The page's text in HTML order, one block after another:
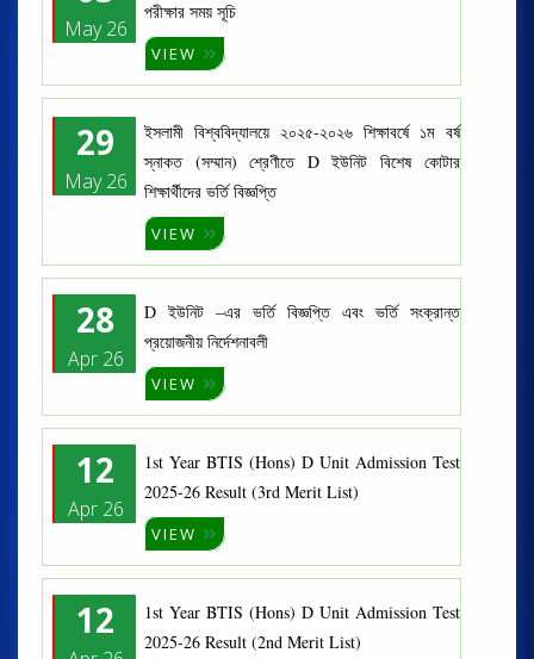
May 26
পরীক্ষার সময় সূচি
VIEW
29
May 26
ইসলামী বিশ্ববিদ্যালয়ে ২০২৫-২০২৬ শিক্ষাবর্ষে ১ম বর্ষ
স্নাকত (সম্মান) শ্রেণীতে D ইউনিট বিশেষ কোটার
শিক্ষার্থীদের ভর্তি বিজ্ঞপ্তি
VIEW
28
Apr 26
D ইউনিট –এর ভর্তি বিজ্ঞপ্তি এবং ভর্তি সংক্রান্ত
প্রয়োজনীয় নির্দেশনাবলী
VIEW
12
Apr 26
1st Year BTIS (Hons) D Unit Admission Test
2025-26 Result (3rd Merit List)
VIEW
12
1st Year BTIS (Hons) D Unit Admission Test
2025-26 Result (2nd Merit List)